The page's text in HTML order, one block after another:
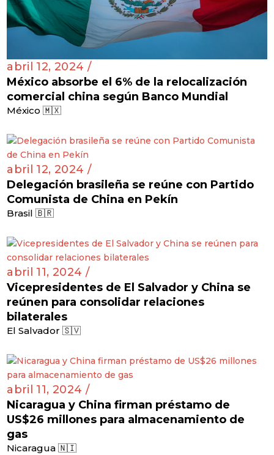
abril 12, 2024 /
México absorbe el 6% de la relocalización
comercial china según Banco Mundial
México 🇲🇽
abril 12, 2024 /
Delegación brasileña se reúne con Partido
Comunista de China en Pekín
Brasil 🇧🇷
abril 11, 2024 /
Vicepresidentes de El Salvador y China se
reúnen para consolidar relaciones
bilaterales
El Salvador 🇸🇻
abril 11, 2024 /
Nicaragua y China firman préstamo de
US$26 millones para almacenamiento de
gas
Nicaragua 🇳🇮